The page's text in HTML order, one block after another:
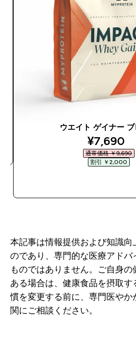
ウエイト ゲイナー
¥7,690‎
通常価格 ￥9,690‎
割引 ￥2,000‎
本記事は情報提供および知識向
のであり、専門的な医療アドバ
ものではありません。ご自身
ある場合は、健康食品を摂取す
慣を変更する前に、専門医やか
関にご相談ください。